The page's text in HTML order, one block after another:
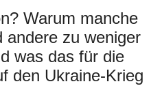
Warum manche
andere zu weniger
was das für die
den Ukraine-Krieg